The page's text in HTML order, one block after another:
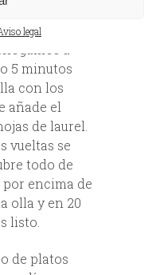
legal
aceite de
5 minutos
con los
añade el
de laurel.
vueltas se
todo de
por encima de
olla y en 20
listo.
de platos